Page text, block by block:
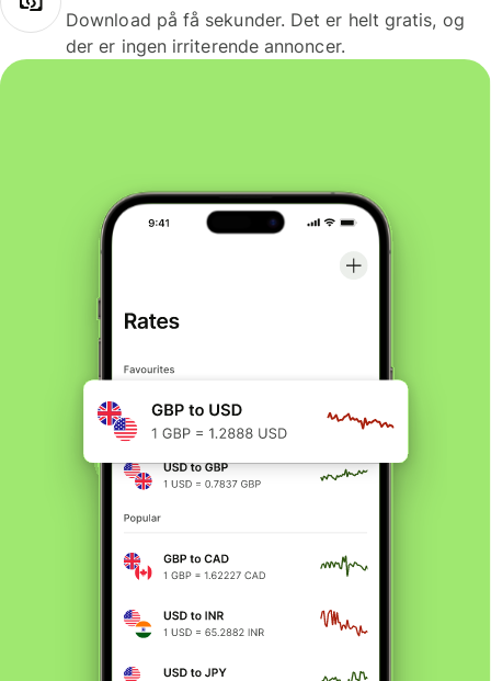
Download på få sekunder. Det er helt gratis, og
der er ingen irriterende annoncer.